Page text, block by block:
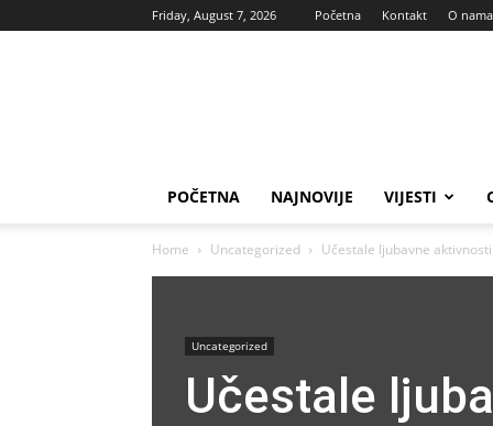
Friday, August 7, 2026 Početna Kontakt O nama
POČETNA NAJNOVIJE VIJESTI
Home Uncategorized Učestale ljubavne
Uncategorized
Učestale